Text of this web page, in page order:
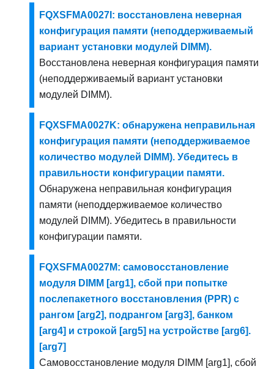
FQXSFMA0027I: восстановлена неверная
конфигурация памяти (неподдерживаемый
вариант установки модулей DIMM).
Восстановлена неверная конфигурация памяти
(неподдерживаемый вариант установки
модулей DIMM).
FQXSFMA0027K: обнаружена неправильная
конфигурация памяти (неподдерживаемое
количество модулей DIMM). Убедитесь в
правильности конфигурации памяти.
Обнаружена неправильная конфигурация
памяти (неподдерживаемое количество
модулей DIMM). Убедитесь в правильности
конфигурации памяти.
FQXSFMA0027M: самовосстановление
модуля DIMM [arg1], сбой при попытке
послепакетного восстановления (PPR) с
рангом [arg2], подрангом [arg3], банком
[arg4] и строкой [arg5] на устройстве [arg6].
[arg7]
Самовосстановление модуля DIMM [arg1], сбой